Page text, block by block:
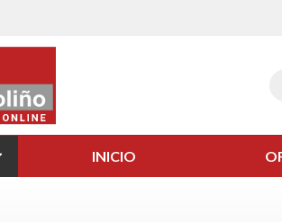
INICIO